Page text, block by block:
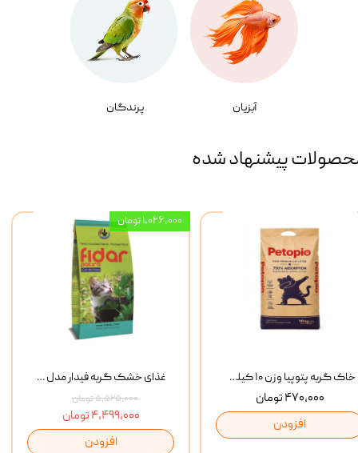
آبزیان پرندگان
پیشنهاد شده
غذای خشک گربه فیدار مدل Adult وزن 10 کیلوگرم
۵,۵۲۵,۰۰۰ تومان
۴,۴۹۹,۰۰۰ تومان
افزودن
۱,۰۲۶,۰۰۰ تومان
خاک گربه پتوپیا وزن ۱۰ کیلوگرم
۴۷۰,۰۰۰ تومان
افزودن